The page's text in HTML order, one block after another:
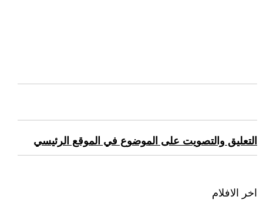
التعليق والتصويت على الموضوع في الموقع الرئيسي
اخر الافلام